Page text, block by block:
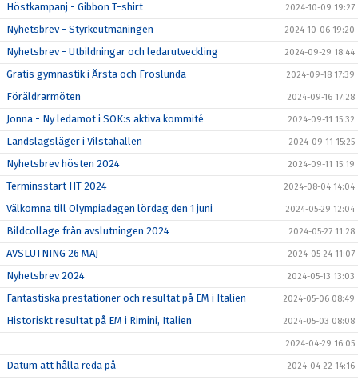
Höstkampanj - Gibbon T-shirt 2024-10-09 19:27
Nyhetsbrev - Styrkeutmaningen 2024-10-06 19:20
Nyhetsbrev - Utbildningar och ledarutveckling 2024-09-29 18:44
Gratis gymnastik i Ärsta och Fröslunda 2024-09-18 17:39
Föräldrarmöten 2024-09-16 17:28
Jonna - Ny ledamot i SOK:s aktiva kommité 2024-09-11 15:32
Landslagsläger i Vilstahallen 2024-09-11 15:25
Nyhetsbrev hösten 2024 2024-09-11 15:19
Terminsstart HT 2024 2024-08-04 14:04
Välkomna till Olympiadagen lördag den 1 juni 2024-05-29 12:04
Bildcollage från avslutningen 2024 2024-05-27 11:28
AVSLUTNING 26 MAJ 2024-05-24 11:07
Nyhetsbrev 2024 2024-05-13 13:03
Fantastiska prestationer och resultat på EM i Italien 2024-05-06 08:49
Historiskt resultat på EM i Rimini, Italien 2024-05-03 08:08
2024-04-29 16:05
Datum att hålla reda på 2024-04-22 14:16